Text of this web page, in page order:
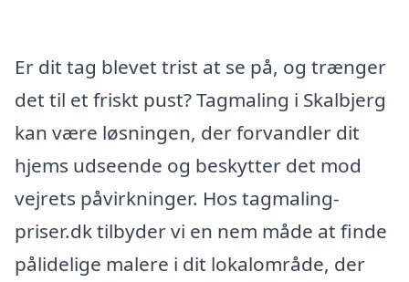
Er dit tag blevet trist at se på, og trænger
det til et friskt pust? Tagmaling i Skalbjerg
kan være løsningen, der forvandler dit
hjems udseende og beskytter det mod
vejrets påvirkninger. Hos tagmaling-
priser.dk tilbyder vi en nem måde at finde
pålidelige malere i dit lokalområde, der